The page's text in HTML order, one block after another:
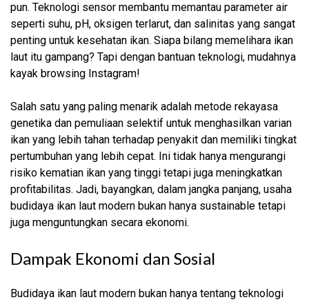
pun. Teknologi sensor membantu memantau parameter air
seperti suhu, pH, oksigen terlarut, dan salinitas yang sangat
penting untuk kesehatan ikan. Siapa bilang memelihara ikan
laut itu gampang? Tapi dengan bantuan teknologi, mudahnya
kayak browsing Instagram!
Salah satu yang paling menarik adalah metode rekayasa
genetika dan pemuliaan selektif untuk menghasilkan varian
ikan yang lebih tahan terhadap penyakit dan memiliki tingkat
pertumbuhan yang lebih cepat. Ini tidak hanya mengurangi
risiko kematian ikan yang tinggi tetapi juga meningkatkan
profitabilitas. Jadi, bayangkan, dalam jangka panjang, usaha
budidaya ikan laut modern bukan hanya sustainable tetapi
juga menguntungkan secara ekonomi.
Dampak Ekonomi dan Sosial
Budidaya ikan laut modern bukan hanya tentang teknologi